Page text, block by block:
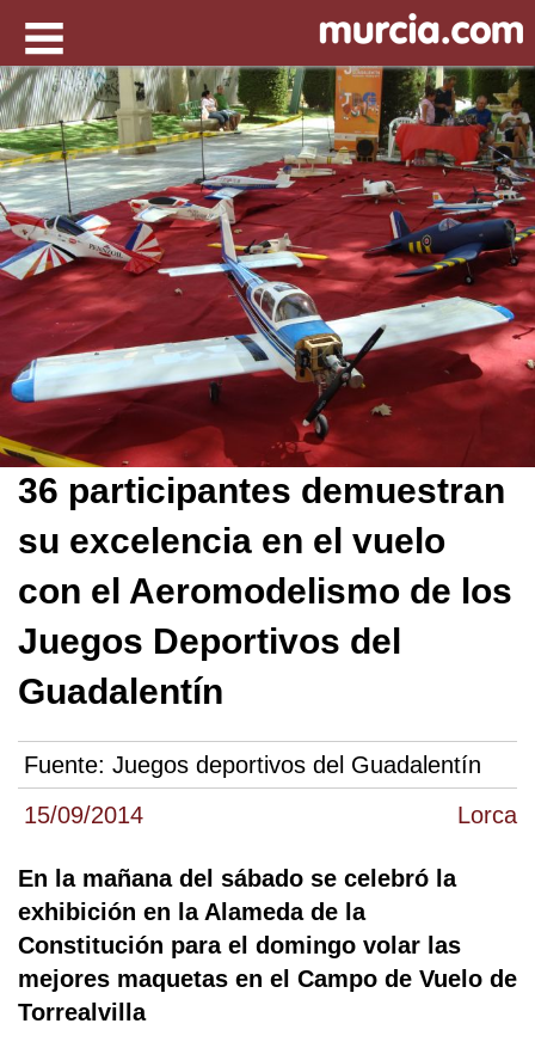
15/09/2014 Lorca
36 participantes demuestran
su excelencia en el vuelo
con el Aeromodelismo de los
Juegos Deportivos del
Guadalentín
Fuente: Juegos deportivos del Guadalentín
En la mañana del sábado se celebró la
exhibición en la Alameda de la
Constitución para el domingo volar las
mejores maquetas en el Campo de Vuelo de
Torrealvilla